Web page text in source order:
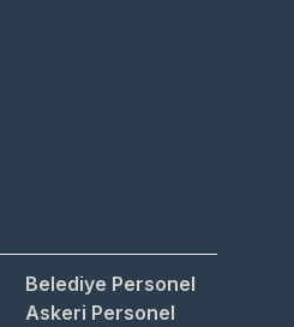
Belediye Personel
Askeri Personel